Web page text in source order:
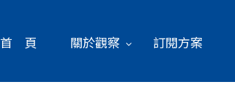
首 頁 關於觀察 訂閱方案